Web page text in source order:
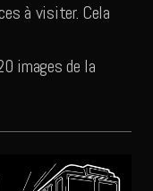
à visiter. Cela
images de la